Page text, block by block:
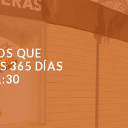
QUE
365 DÍAS